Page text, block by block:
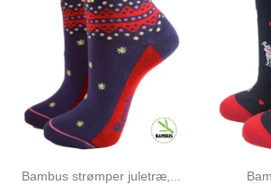
Bambus strømper juletræ,...